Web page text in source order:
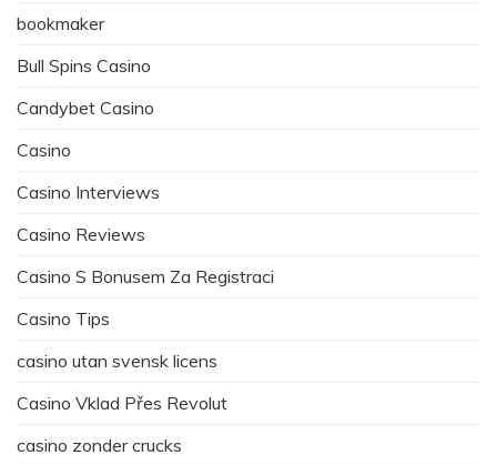
bookmaker
Bull Spins Casino
Candybet Casino
Casino
Casino Interviews
Casino Reviews
Casino S Bonusem Za Registraci
Casino Tips
casino utan svensk licens
Casino Vklad Přes Revolut
casino zonder crucks